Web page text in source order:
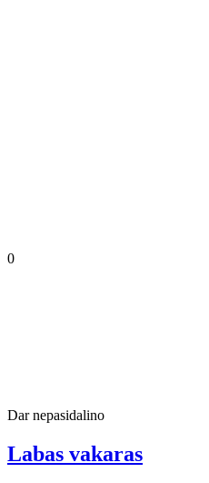
0
Dar nepasidalino
Labas vakaras